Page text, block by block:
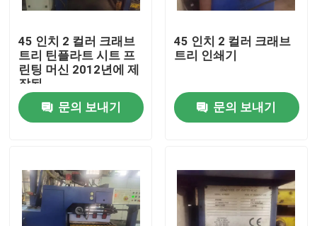
제품
45 인치 2 컬러 크래브
트리 틴플라트 시트 프
린팅 머신 2012년에 제
작된
문의 보내기
45 인치 2 컬러 크래브
트리 인쇄기
문의 보내기